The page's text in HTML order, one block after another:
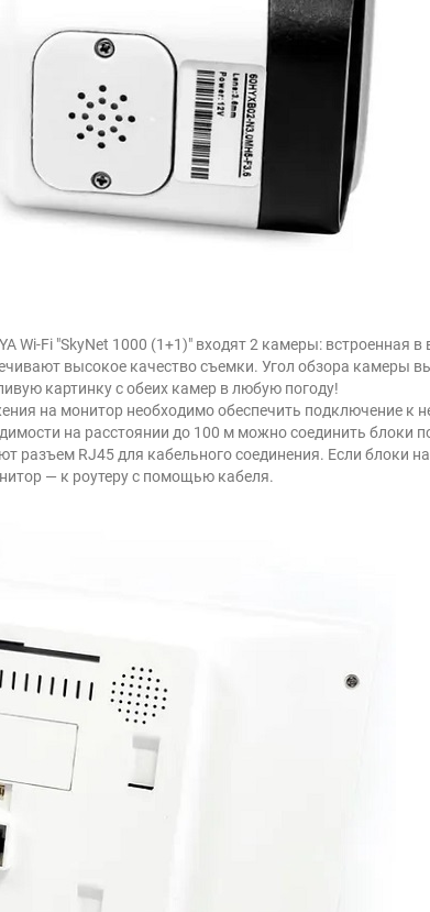
Wi-Fi "SkyNet 1000 (1+1)" входят 2 камеры: встроенная
высокое качество съемки. Угол обзора камеры
картинку с обеих камер в любую погоду!
на монитор необходимо обеспечить подключение к
на расстоянии до 100 м можно соединить блоки по
RJ45 для кабельного соединения. Если блоки
— к роутеру с помощью кабеля.